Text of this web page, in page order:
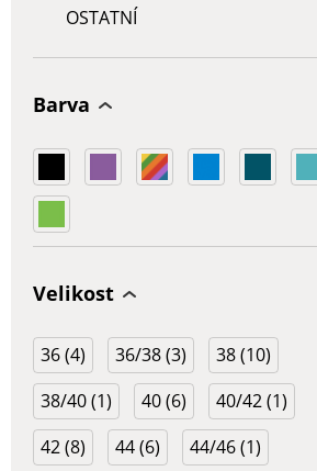
OSTATNÍ
Barva
Velikost
36 (4) 36/38 (3)
38 (10)
38/40 (1)
40 (6)
40/42 (1)
42 (8)
44 (6)
44/46 (1)